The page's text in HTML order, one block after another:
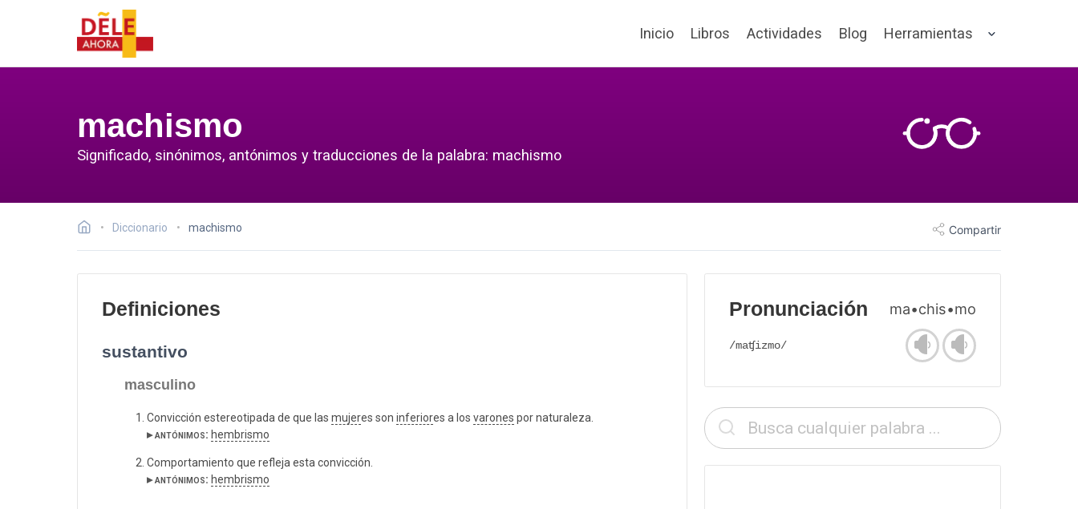
Inicio Libros Actividades Blog Herramientas
machismo
Significado, sinónimos, antónimos y traducciones de la palabra: machismo
Diccionario machismo Compartir
Definiciones
sustantivo
masculino
Convicción estereotipada de que las mujeres son inferiores a los varones por naturaleza.
▸ antónimos: hembrismo
Comportamiento que refleja esta convicción.
▸ antónimos: hembrismo
Pronunciación ma•chis•mo
/maʧizmo/